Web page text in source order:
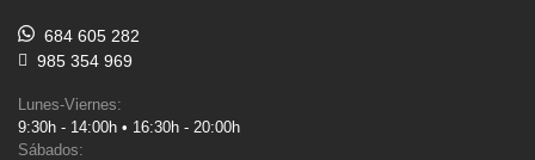
684 605 282
985 354 969
Lunes-Viernes:
9:30h - 14:00h • 16:30h - 20:00h
Sábados: